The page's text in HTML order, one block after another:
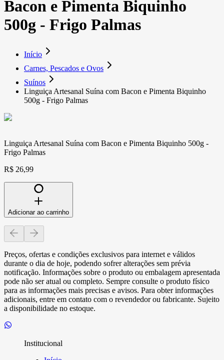
Bacon e Pimenta Biquinho
500g - Frigo Palmas
Início
Carnes, Pescados e Ovos
Suínos
Linguiça Artesanal Suína com Bacon e Pimenta Biquinho
500g - Frigo Palmas
Linguiça Artesanal Suína com Bacon e Pimenta Biquinho 500g -
Frigo Palmas
R$ 26,99
Adicionar ao carrinho
Preços, ofertas e condições exclusivos para internet e válidos
durante o dia de hoje, podendo sofrer alterações sem prévia
notificação. Informações sobre o produto ou embalagem apresentada
pode não ser atual ou completo. Sempre consulte o produto físico
para as informações mais precisas e avisos. Para obter informações
adicionais, entre em contato com o revendedor ou fabricante. Sujeito
a disponibilidade no estoque.
Institucional